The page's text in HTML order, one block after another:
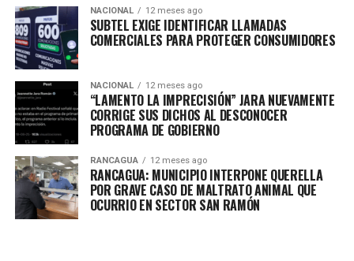
NACIONAL 12 meses ago
SUBTEL EXIGE IDENTIFICAR LLAMADAS
COMERCIALES PARA PROTEGER CONSUMIDORES
NACIONAL 12 meses ago
“LAMENTO LA IMPRECISIÓN” JARA NUEVAMENTE
CORRIGE SUS DICHOS AL DESCONOCER
PROGRAMA DE GOBIERNO
RANCAGUA 12 meses ago
RANCAGUA: MUNICIPIO INTERPONE QUERELLA
POR GRAVE CASO DE MALTRATO ANIMAL QUE
OCURRIO EN SECTOR SAN RAMÓN